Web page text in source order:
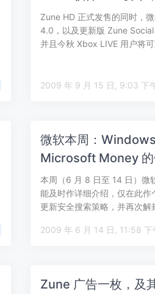
Zune HD 正式发售的同时，
4.0，以及更新版 Zune
并且今秋 Xbox LIVE 用户将
2009 年 9 月 15 日, 9:03
微软本周：
Microsoft Money 的
本周（6 月 8 日至 14 日）微
能及时作详细介绍，仅在此
更新安全搜索策略，并再次解
2009 年 6 月 14 日,
Zune 广告一枚，及